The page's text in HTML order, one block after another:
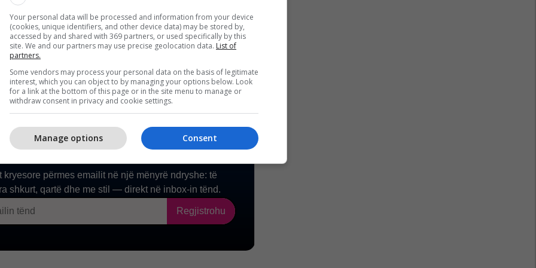
/
Your personal data will be processed and information from your device
(cookies, unique identifiers, and other device data) may be stored by,
accessed by and shared with 369 partners, or used specifically by this
site. We and our partners may use precise geolocation data. List of
partners.
Some vendors may process your personal data on the basis of legitimate
interest, which you can object to by managing your options below. Look
for a link at the bottom of this page or in the site menu to manage or
withdraw consent in privacy and cookie settings.
Consent
Manage options